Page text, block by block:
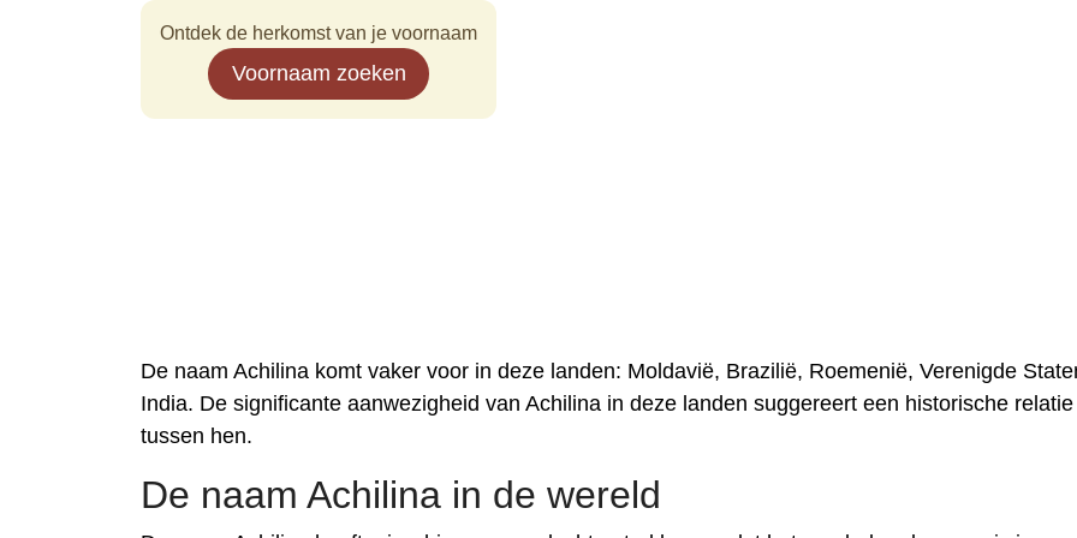
Ontdek de herkomst van je voornaam
Voornaam zoeken
De naam Achilina komt vaker voor in deze landen: Moldavië, Brazilië, Roemenië, Verenigde
India. De significante aanwezigheid van Achilina in deze landen suggereert een historische relatie
tussen hen.
De naam Achilina in de wereld